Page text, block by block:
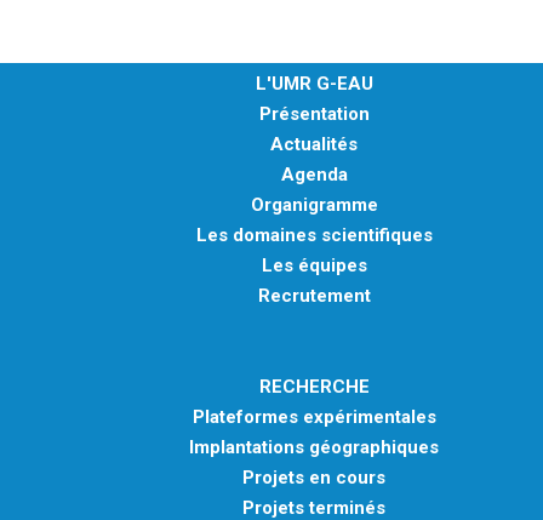
L'UMR G-EAU
Présentation
Actualités
Agenda
Organigramme
Les domaines scientifiques
Les équipes
Recrutement
RECHERCHE
Plateformes expérimentales
Implantations géographiques
Projets en cours
Projets terminés